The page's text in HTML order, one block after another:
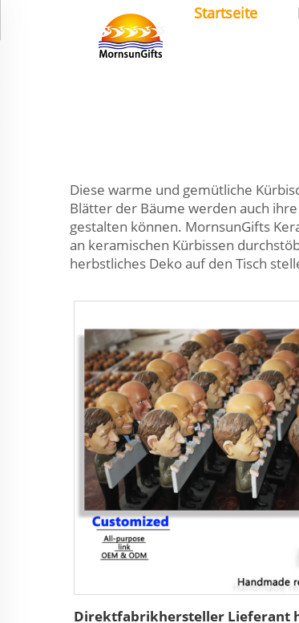
Startseite
Diese warme und gemütliche
Blätter der Bäume werden auch
gestalten können. MornsunGifts
an keramischen Kürbissen
herbstliches Deko auf den Tisch